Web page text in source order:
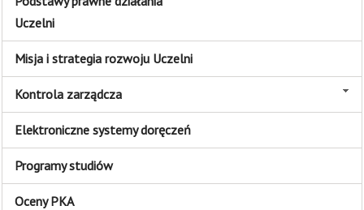
Uczelni
Misja i strategia rozwoju Uczelni
Kontrola zarządcza
Elektroniczne systemy doręczeń
Programy studiów
Oceny PKA